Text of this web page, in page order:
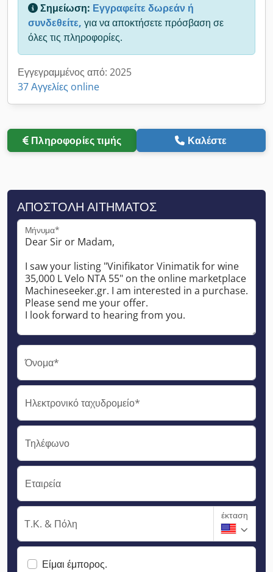
Σημείωση: Εγγραφείτε δωρεάν ή
συνδεθείτε, για να αποκτήσετε πρόσβαση σε
όλες τις πληροφορίες.
Εγγεγραμμένος από: 2025
37 Αγγελίες online
Πληροφορίες τιμής Καλέστε
ΑΠΟΣΤΟΛΉ ΑΙΤΉΜΑΤΟΣ
Μήνυμα*
Όνομα*
Ηλεκτρονικό ταχυδρομείο*
Τηλέφωνο
Εταιρεία
Τ.Κ. & Πόλη
έκταση
Είμαι έμπορος.